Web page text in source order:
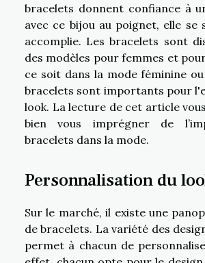
bracelets donnent confiance à
avec ce bijou au poignet, elle se
accomplie. Les bracelets sont
des modèles pour femmes et
ce soit dans la mode féminine
bracelets sont importants pour
look. La lecture de cet article
bien vous imprégner de
bracelets dans la mode.
Personnalisation du
Sur le marché, il existe une
de bracelets. La variété des
permet à chacun de